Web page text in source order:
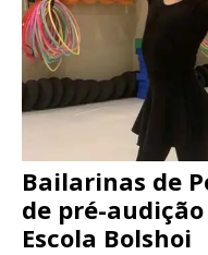
Bailarinas de
de pré-
Escola Bolshoi